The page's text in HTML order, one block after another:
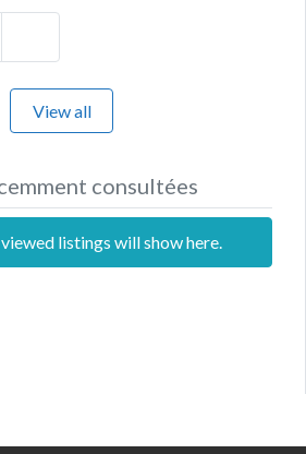
View all
consultées
listings will show here.